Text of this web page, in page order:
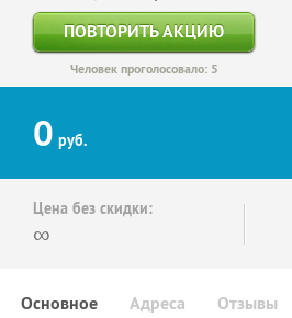
ПОВТОРИТЬ АКЦИЮ
Человек проголосовало: 5
0 руб.
Цена без скидки:
∞
Основное Отзывы
Адреса